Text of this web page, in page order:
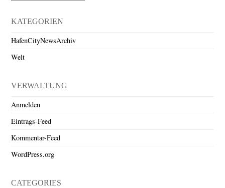
KATEGORIEN
HafenCityNewsArchiv
Welt
VERWALTUNG
Anmelden
Eintrags-Feed
Kommentar-Feed
WordPress.org
CATEGORIES